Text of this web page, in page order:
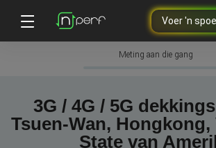
Voer 'n
Meting aan die gang
3G / 4G / 5G
Tsuen-Wan, Hongkong,
State van